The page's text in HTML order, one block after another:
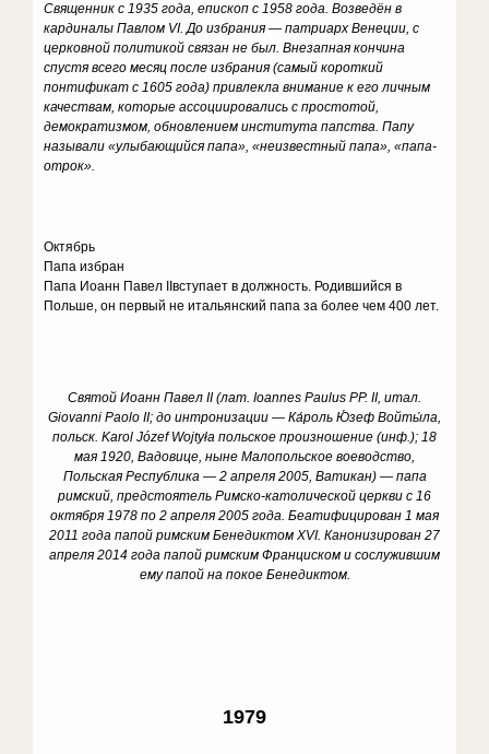
Священник с 1935 года, епископ с 1958 года. Возведён в
кардиналы Павлом VI. До избрания — патриарх Венеции, с
церковной политикой связан не был. Внезапная кончина
спустя всего месяц после избрания (самый короткий
понтификат с 1605 года) привлекла внимание к его личным
качествам, которые ассоциировались с простотой,
демократизмом, обновлением института папства. Папу
называли «улыбающийся папа», «неизвестный папа», «папа-
отрок».
Октябрь
Папа избран
Папа Иоанн Павел IIвступает в должность. Родившийся в
Польше, он первый не итальянский папа за более чем 400 лет.
Святой Иоанн Павел II (лат. Ioannes Paulus PP. II, итал.
Giovanni Paolo II; до интронизации — Ка́роль Ю́зеф Войты́ла,
польск. Karol Józef Wojtyła польское произношение (инф.); 18
мая 1920, Вадовице, ныне Малопольское воеводство,
Польская Республика — 2 апреля 2005, Ватикан) — папа
римский, предстоятель Римско-католической церкви с 16
октября 1978 по 2 апреля 2005 года. Беатифицирован 1 мая
2011 года папой римским Бенедиктом XVI. Канонизирован 27
апреля 2014 года папой римским Франциском и сослужившим
ему папой на покое Бенедиктом.
1979